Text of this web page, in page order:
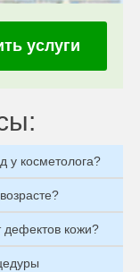
услуги
у косметолога?
дефектов кожи?